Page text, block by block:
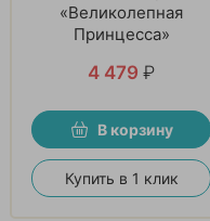
«Великолепная
Принцесса»
4 479 ₽
В корзину
Купить в 1 клик